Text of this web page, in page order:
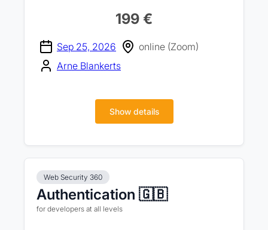
199 €
Sep 25, 2026
online (Zoom)
Arne Blankerts
Show details
Web Security 360
Authentication 🇬🇧
for developers at all levels